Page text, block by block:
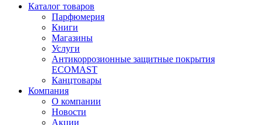
Каталог товаров
Парфюмерия
Книги
Магазины
Услуги
Антикоррозионные защитные покрытия
ECOMAST
Канцтовары
Компания
О компании
Новости
Акции